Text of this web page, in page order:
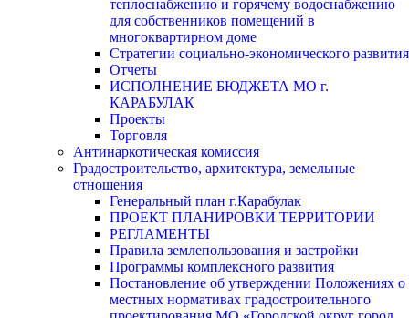
теплоснабжению и горячему водоснабжению
для собственников помещений в
многоквартирном доме
Стратегии социально-экономического развития
Отчеты
ИСПОЛНЕНИЕ БЮДЖЕТА МО г.
КАРАБУЛАК
Проекты
Торговля
Антинаркотическая комиссия
Градостроительство, архитектура, земельные
отношения
Генеральный план г.Карабулак
ПРОЕКТ ПЛАНИРОВКИ ТЕРРИТОРИИ
РЕГЛАМЕНТЫ
Правила землепользования и застройки
Программы комплексного развития
Постановление об утверждении Положениях о
местных нормативах градостроительного